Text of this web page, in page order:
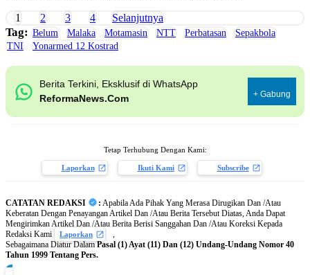
1 2 3 4 Selanjutnya
Tag: Belum Malaka Motamasin NTT Perbatasan
Sepakbola
TNI
Yonarmed 12 Kostrad
Berita Terkini, Eksklusif di WhatsApp
ReformaNews.Com
+ Gabung
Tetap Terhubung Dengan Kami:
Laporkan Ikuti Kami Subscribe
CATATAN REDAKSI : Apabila Ada Pihak Yang Merasa Dirugikan Dan /Atau
Keberatan Dengan Penayangan Artikel Dan /Atau Berita Tersebut Diatas, Anda Dapat
Mengirimkan Artikel Dan /Atau Berita Berisi Sanggahan Dan /Atau Koreksi Kepada
Redaksi Kami
Laporkan
Sebagaimana Diatur DalamPasal (1) Ayat (11) Dan (12) Undang-Undang Nomor 40
Tahun 1999 Tentang Pers.